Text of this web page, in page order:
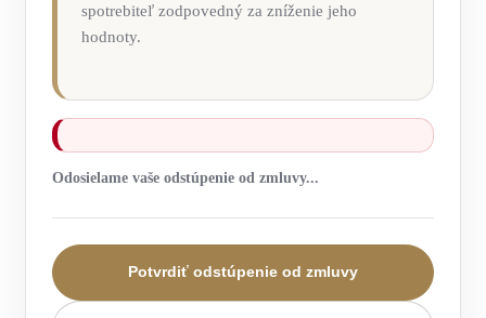
spotrebiteľ zodpovedný za zníženie jeho
hodnoty.
Odosielame vaše odstúpenie od zmluvy...
Potvrdiť odstúpenie od zmluvy